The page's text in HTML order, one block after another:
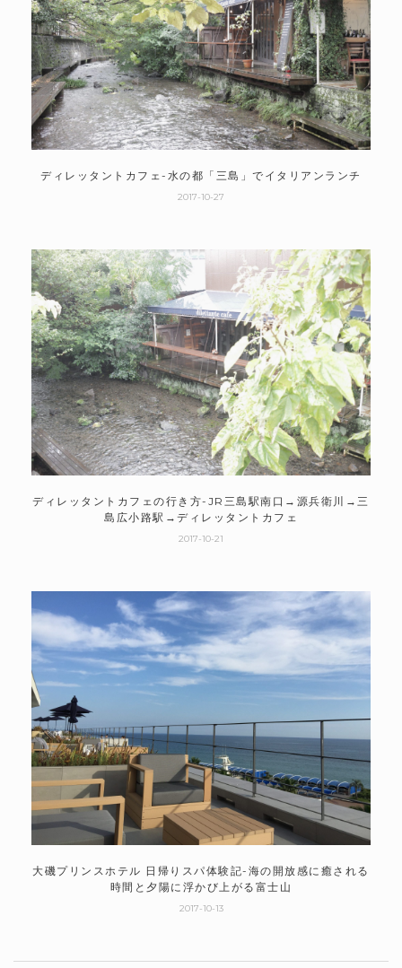
ディレッタントカフェ-水の都「三島」でイタリアンランチ
2017-10-27
ディレッタントカフェの行き方-JR三島駅南口→源兵衛川→三
島広小路駅→ディレッタントカフェ
2017-10-21
大磯プリンスホテル 日帰りスパ体験記-海の開放感に癒される
時間と夕陽に浮かび上がる富士山
2017-10-13